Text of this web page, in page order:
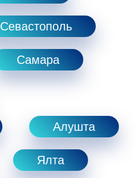
Севастополь
Самара
Алушта
Ялта